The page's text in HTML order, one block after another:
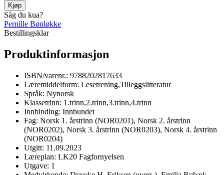
Kjøp
Såg du kua?
Pernille Bønløkke
Bestillingsklar
Produktinformasjon
ISBN/varenr.: 9788202817633
Læremiddelform: Lesetrening,Tilleggslitteratur
Språk: Nynorsk
Klassetrinn: 1.trinn,2.trinn,3.trinn,4.trinn
Innbinding: Innbundet
Fag: Norsk 1. årstrinn (NOR0201), Norsk 2. årstrinn
(NOR0202), Norsk 3. årstrinn (NOR0203), Norsk 4. årstrinn
(NOR0204)
Utgitt: 11.09.2023
Læreplan: LK20 Fagfornyelsen
Utgave: 1